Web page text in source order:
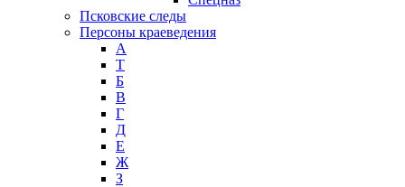
Псковские следы
Персоны краеведения
А
T
Б
В
Г
Д
Е
Ж
З